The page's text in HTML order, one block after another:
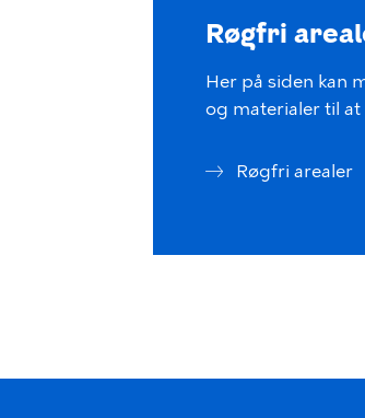
Røgfri
Her på siden kan
og materialer til
Røgfri arealer